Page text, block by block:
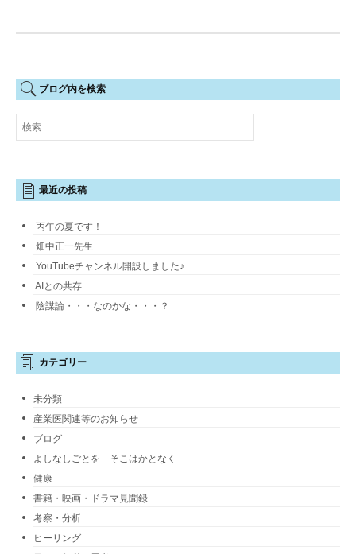
ブログ内を検索
検
索:
最近の投稿
丙午の夏です！
畑中正一先生
YouTubeチャンネル開設しました♪
AIとの共存
陰謀論・・・なのかな・・・？
カテゴリー
未分類
産業医関連等のお知らせ
ブログ
よしなしごとを そこはかとなく
健康
書籍・映画・ドラマ見聞録
考察・分析
ヒーリング